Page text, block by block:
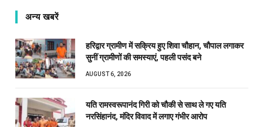
अन्य खबरें
हरिद्वार ग्रामीण में सक्रिय हुए शिवा चौहान, चौपाल लगाकर
सुनीं ग्रामीणों की समस्याएं, पहली पसंद बने
AUGUST 6, 2026
यति रामस्वरूपानंद गिरी को चौकी से साथ ले गए यति
नरसिंहानंद, मंदिर विवाद में लगाए गंभीर आरोप